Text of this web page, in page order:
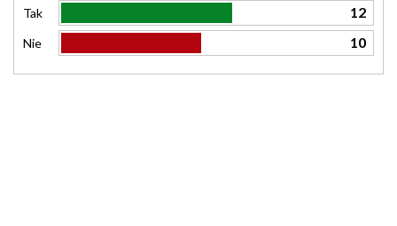
Tak
12
Nie 10